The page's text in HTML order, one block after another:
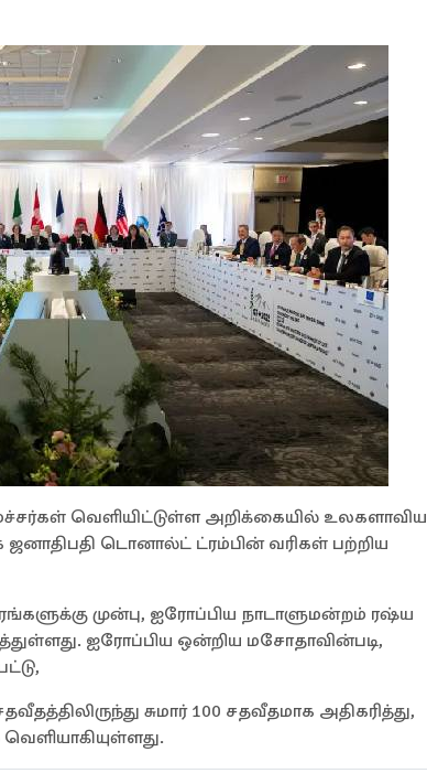
வெளியிட்டுள்ள அறிக்கையில் உலகளாவிய
டொனால்ட் ட்ரம்பின் வரிகள் பற்றிய
முன்பு, ஐரோப்பிய நாடாளுமன்றம் ரஷ்ய
ஐரோப்பிய ஒன்றிய மசோதாவின்படி,
சுமார் 100 சதவீதமாக அதிகரித்து,